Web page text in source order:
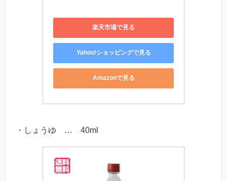
楽天市場で見る
Yahoo!ショッピングで見る
Amazonで見る
・しょうゆ … 40ml